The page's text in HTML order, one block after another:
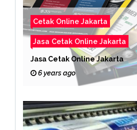
Cetak Online Jakarta
Jasa Cetak Online Jakarta
Jasa Cetak Online Jakarta
6 years ago